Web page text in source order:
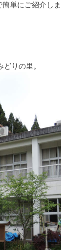
単にご紹介しま
りの里。